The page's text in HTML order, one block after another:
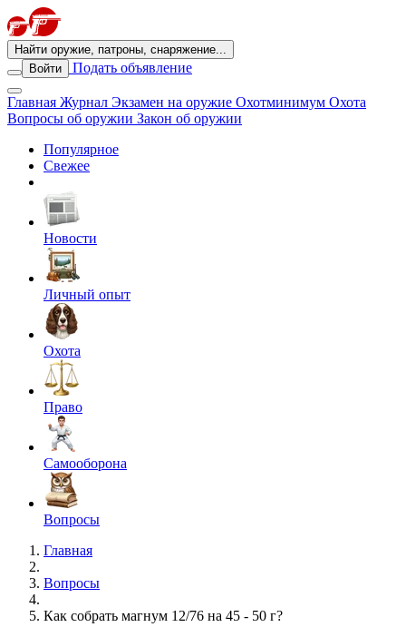
Найти оружие, патроны, снаряжение...
Войти
Подать объявление
Главная Журнал Экзамен на оружие Охотминимум Охота
Вопросы об оружии Закон об оружии
Популярное
Свежее
Новости
Личный опыт
Охота
Право
Самооборона
Вопросы
Главная
Вопросы
Как собрать магнум 12/76 на 45 - 50 г?